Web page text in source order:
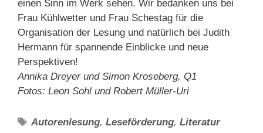
einen Sinn im Werk sehen. Wir bedanken uns bei
Frau Kühlwetter und Frau Schestag für die
Organisation der Lesung und natürlich bei Judith
Hermann für spannende Einblicke und neue
Perspektiven!
Annika Dreyer und Simon Kroseberg, Q1
Fotos: Leon Sohl und Robert Müller-Uri
Schlagwörter
Autorenlesung,Leseförderung,Literatur